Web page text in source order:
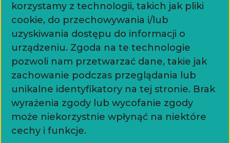
korzystamy z technologii, takich jak pliki
cookie, do przechowywania i/lub
uzyskiwania dostępu do informacji o
urządzeniu. Zgoda na te technologie
pozwoli nam przetwarzać dane, takie jak
zachowanie podczas przeglądania lub
unikalne identyfikatory na tej stronie. Brak
wyrażenia zgody lub wycofanie zgody
może niekorzystnie wpłynąć na niektóre
cechy i funkcje.
Kontakt
+48518515052
warsztaty.chochla@gmail.com
Dokumenty
Polityka prywatności